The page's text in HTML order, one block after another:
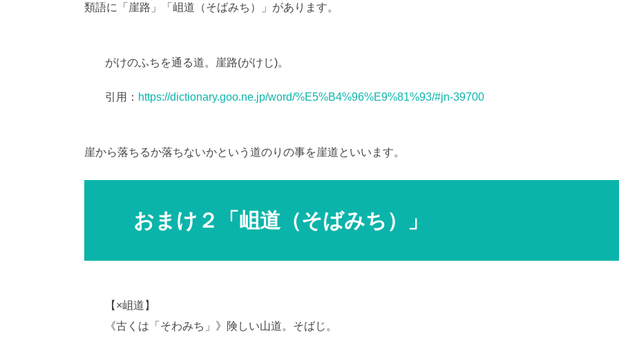
類語に「崖路」「岨道（そばみち）」があります。
がけのふちを通る道。崖路(がけじ)。
引用： https://dictionary.goo.ne.jp/word/%E5%B4%96%E9%81%93/#jn-39700
崖から落ちるか落ちないかという道のりの事を崖道といいます。
おまけ２「岨道（そばみち）」
【×岨道】
《古くは「そわみち」》険しい山道。そばじ。